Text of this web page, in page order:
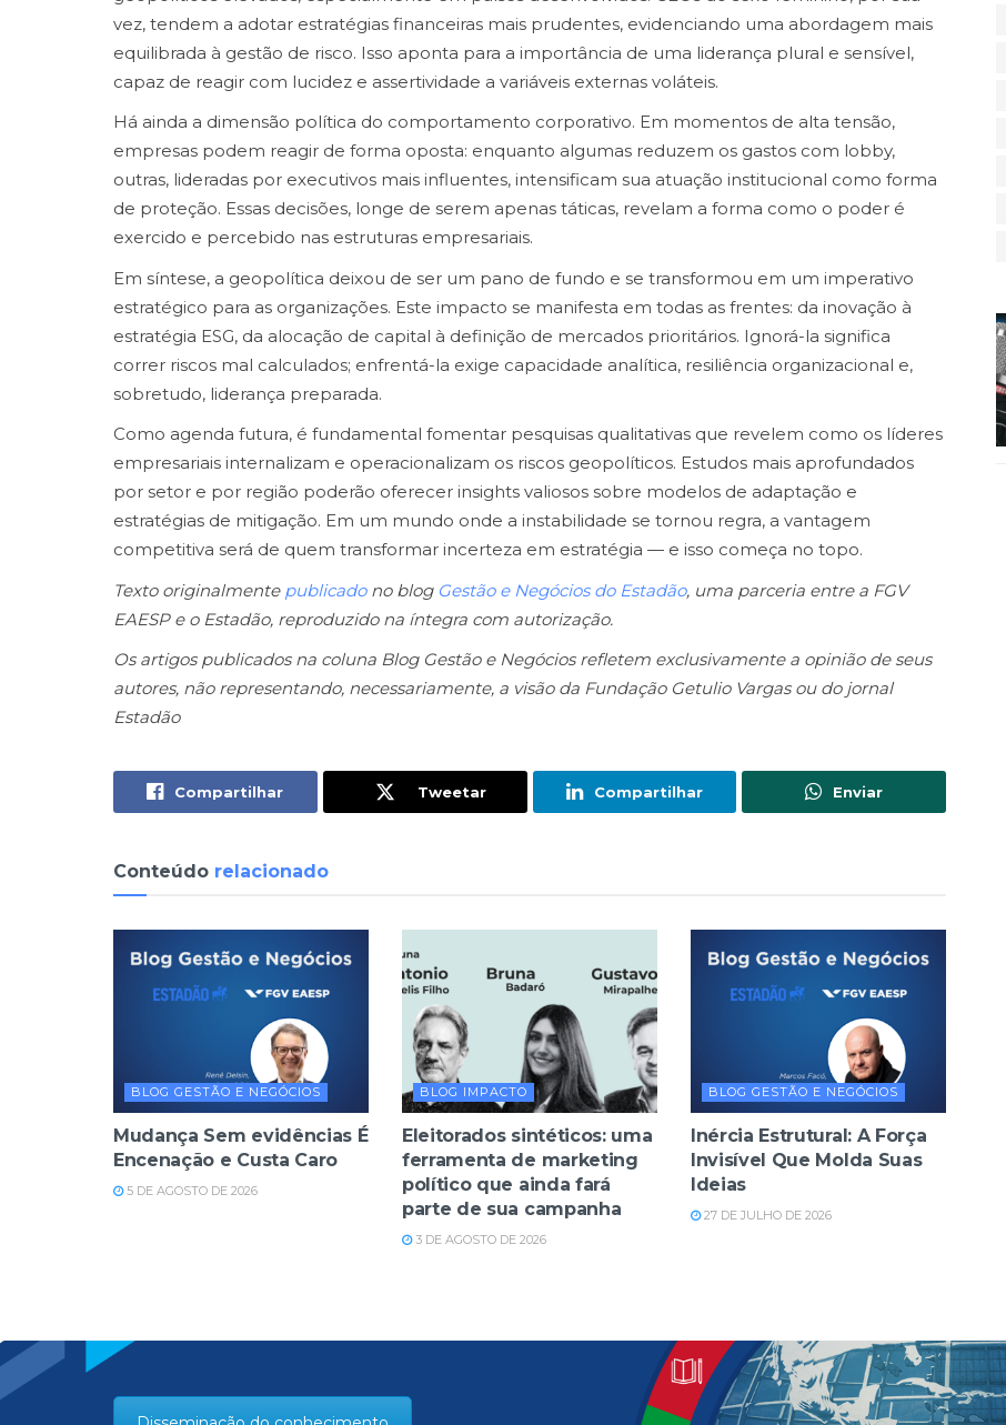
vez, tendem a adotar estratégias financeiras mais prudentes, evidenciando uma abordagem mais
equilibrada à gestão de risco. Isso aponta para a importância de uma liderança plural e sensível,
capaz de reagir com lucidez e assertividade a variáveis externas voláteis.
Há ainda a dimensão política do comportamento corporativo. Em momentos de alta tensão,
empresas podem reagir de forma oposta: enquanto algumas reduzem os gastos com lobby,
outras, lideradas por executivos mais influentes, intensificam sua atuação institucional como forma
de proteção. Essas decisões, longe de serem apenas táticas, revelam a forma como o poder é
exercido e percebido nas estruturas empresariais.
Em síntese, a geopolítica deixou de ser um pano de fundo e se transformou em um imperativo
estratégico para as organizações. Este impacto se manifesta em todas as frentes: da inovação à
estratégia ESG, da alocação de capital à definição de mercados prioritários. Ignorá-la significa
correr riscos mal calculados; enfrentá-la exige capacidade analítica, resiliência organizacional e,
sobretudo, liderança preparada.
Como agenda futura, é fundamental fomentar pesquisas qualitativas que revelem como os líderes
empresariais internalizam e operacionalizam os riscos geopolíticos. Estudos mais aprofundados
por setor e por região poderão oferecer insights valiosos sobre modelos de adaptação e
estratégias de mitigação. Em um mundo onde a instabilidade se tornou regra, a vantagem
competitiva será de quem transformar incerteza em estratégia — e isso começa no topo.
Texto originalmente publicadono blog Gestão e Negócios do Estadão, uma parceria entre a FGV
EAESP e o Estadão, reproduzido na íntegra com autorização.
Os artigos publicados na coluna Blog Gestão e Negócios refletem exclusivamente a opinião de seus
autores, não representando, necessariamente, a visão da Fundação Getulio Vargas ou do jornal
Estadão
Compartilhar Tweetar Compartilhar Enviar
Conteúdo relacionado
BLOG GESTÃO E NEGÓCIOS
Mudança Sem evidências É
Encenação e Custa Caro
5 DE AGOSTO DE 2026
BLOG IMPACTO
Eleitorados sintéticos: uma
ferramenta de marketing
político que ainda fará
parte de sua campanha
3 DE AGOSTO DE 2026
BLOG GESTÃO E NEGÓCIOS
Inércia Estrutural: A Força
Invisível Que Molda Suas
Ideias
27 DE JULHO DE 2026